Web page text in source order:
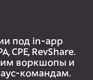
под in-app
CPE, RevShare.
воркшопы и
командам.